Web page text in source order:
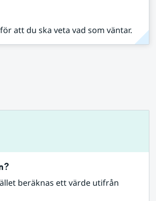
att du ska veta vad som väntar.
beräknas ett värde utifrån